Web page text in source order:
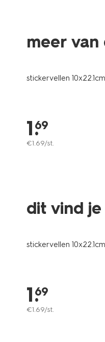
meer van
stickervellen
1.
69
€1.69/st.
dit vind
stickervellen
1.
69
€1.69/st.